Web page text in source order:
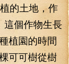
的土地，作
這個作物生長
植園的時間
可可樹從樹